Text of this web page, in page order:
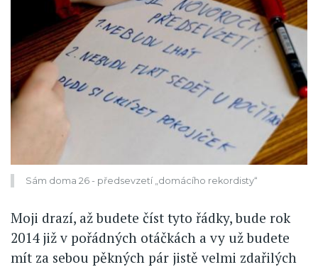
Sám doma 26 - předsevzetí „domácího rekordisty“
Moji drazí, až budete číst tyto řádky, bude rok
2014 již v pořádných otáčkách a vy už budete
mít za sebou pěkných pár jistě velmi zdařilých